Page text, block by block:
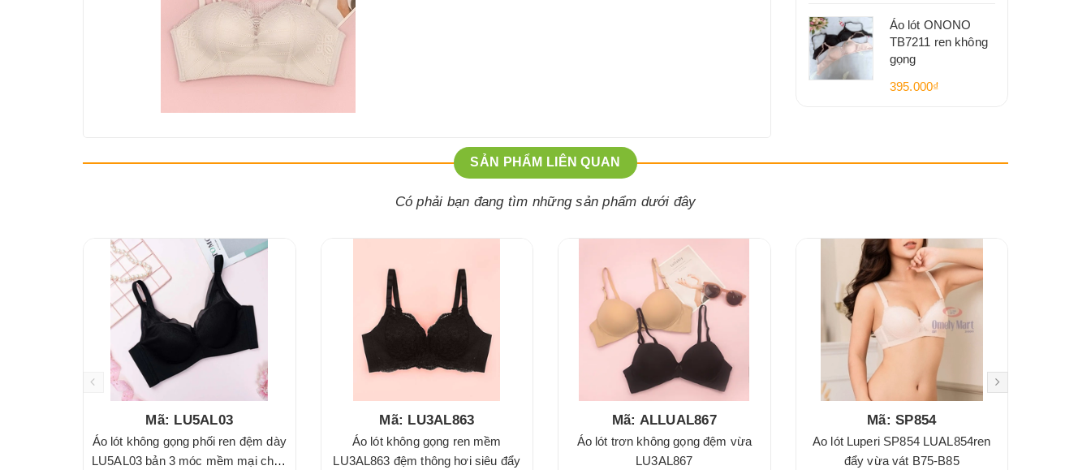
Áo lót ONONO
TB7211 ren không
gọng
395.000₫
SẢN PHẨM LIÊN QUAN
Có phải bạn đang tìm những sản phẩm dưới đây
Mã: LU5AL03
Áo lót không gọng phối ren đệm dày
LU5AL03 bản 3 móc mềm mại chắc
Mã: LU3AL863
Áo lót không gọng ren mềm
LU3AL863 đệm thông hơi siêu đẩy
Mã: ALLUAL867
Áo lót trơn không gọng đệm vừa
LU3AL867
Mã: SP854
Ao lót Luperi SP854 LUAL854ren
đẩy vừa vát B75-B85